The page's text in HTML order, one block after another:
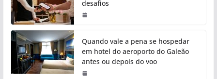
desafios
Quando vale a pena se hospedar
em hotel do aeroporto do Galeão
antes ou depois do voo